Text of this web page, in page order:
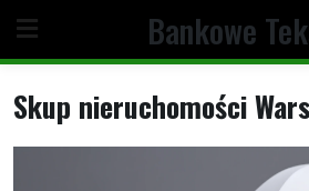
content
Bankowe
Skup nieruchomości